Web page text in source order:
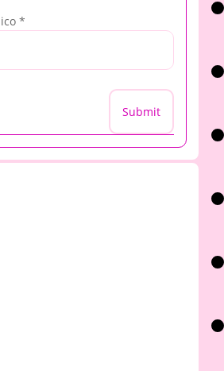
*
Submit